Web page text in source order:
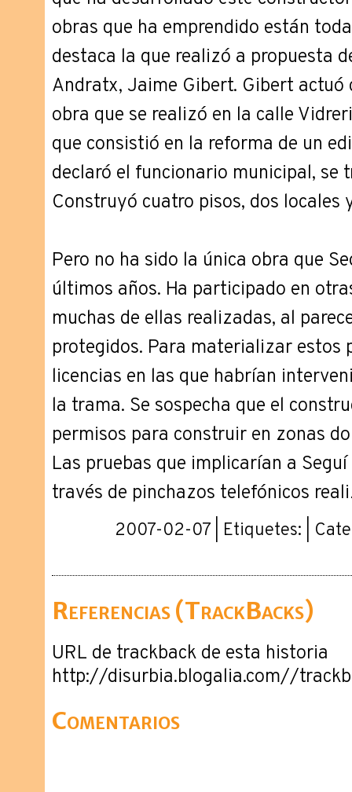
obras que ha emprendido están
destaca la que realizó a propuesta
Andratx, Jaime Gibert. Gibert actuó
obra que se realizó en la calle
que consistió en la reforma de un
declaró el funcionario municipal, se
Construyó cuatro pisos, dos locales
Pero no ha sido la única obra que
últimos años. Ha participado en
muchas de ellas realizadas, al
protegidos. Para materializar estos
licencias en las que habrían
la trama. Se sospecha que el
permisos para construir en zonas
Las pruebas que implicarían a
través de pinchazos telefónicos
2007-02-07 | Etiquetes: |
Referencias (TrackBacks)
URL de trackback de esta historia
http://disurbia.blogalia.com//
Comentarios